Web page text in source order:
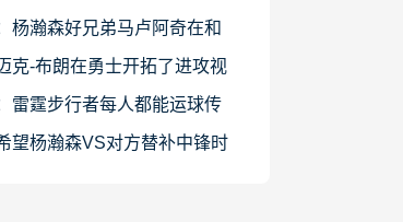
以前我也不是詹黑
杨瀚森好兄弟马卢阿奇在和
位上 观感不落下风
克-布朗在勇士开拓了进攻视
的根基仍在防守端
雷霆步行者每人都能运球传
年每队最多3人能运球
望杨瀚森VS对方替补中锋时